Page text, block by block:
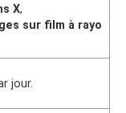
X,
sur film à rayo
jour.